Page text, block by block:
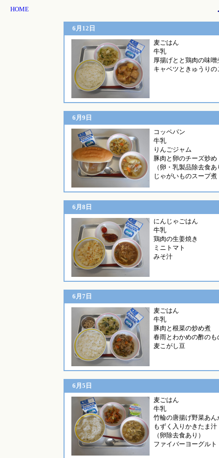
HOME
6月12日
麦
牛乳
厚揚げとと鶏肉の味噌
キャベツときゅうりの
6月9日
コッ
牛乳
りんごジャム
豚肉と卵のチーズ炒め
（卵・乳製品除去食あ
じゃがいものスープ煮
6月8日
にんじ
牛乳
鶏肉の生姜焼き
ミニトマト
みそ汁
6月7日
麦ご
牛乳
豚肉と根菜の炒め煮
春雨とわかめの酢のも
麦こがし豆
6月5日
麦ご
牛乳
竹輪の唐揚げ野菜あん
もずく入りかきたま汁
（卵除去食あり）
ファイバーヨーグルト